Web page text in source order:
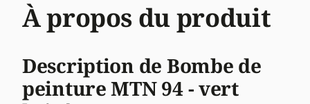
À propos du produit
Description de Bombe de
peinture MTN 94 - vert